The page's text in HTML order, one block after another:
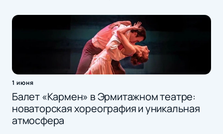
1 июня
Балет «Кармен» в Эрмитажном театре:
новаторская хореография и уникальная
атмосфера